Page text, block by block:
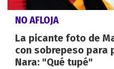
NO AFLOJA
La picante foto de
con sobrepeso para
Nara: "Qué tupé"